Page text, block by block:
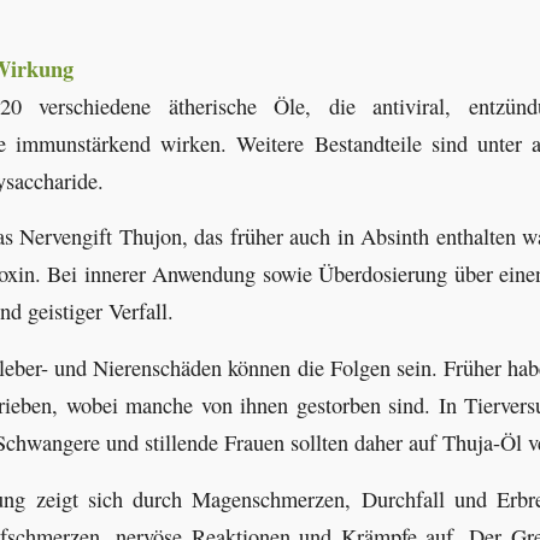
verschiedene ätherische Öle, die antiviral,
immunstärkend wirken. Weitere Bestandteile sind unter
Nervengift Thujon, das früher auch in Absinth enthalten
Bei innerer Anwendung sowie Überdosierung über
geistiger Verfall.
und Nierenschäden können die Folgen sein. Früher
wobei manche von ihnen gestorben sind. In
und stillende Frauen sollten daher auf Thuja-Öl
zeigt sich durch Magenschmerzen, Durchfall und